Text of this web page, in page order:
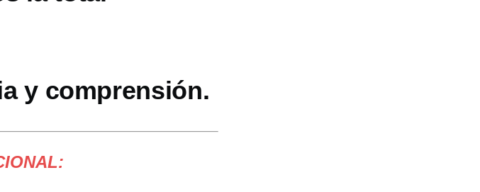
y comprensión.